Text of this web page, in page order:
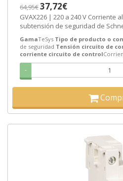
64,95€37,72€
GVAX226 | 220 a 240 V Corriente alterna (AC, CA) TeSys Fallo
subtensión de seguridad de
GamaTeSys Tipo de producto o
de seguridad Tensión circuito de
corriente circuito de control
-